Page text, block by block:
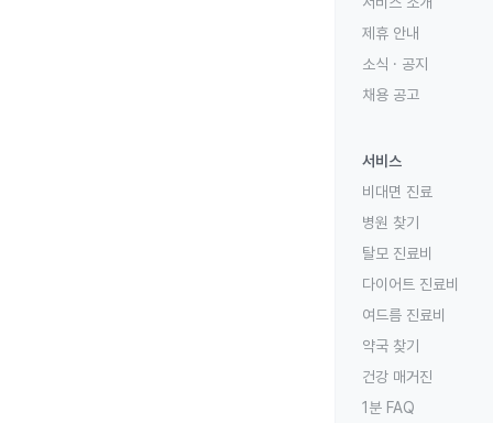
제휴 안내
소식 · 공지
채용 공고
서비스
비대면 진료
병원 찾기
탈모 진료비
다이어트 진료비
여드름 진료비
약국 찾기
건강 매거진
1분 FAQ